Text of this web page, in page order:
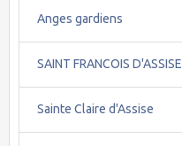
Anges gardiens
SAINT FRANCOIS D'ASSISE
Sainte Claire d'Assise